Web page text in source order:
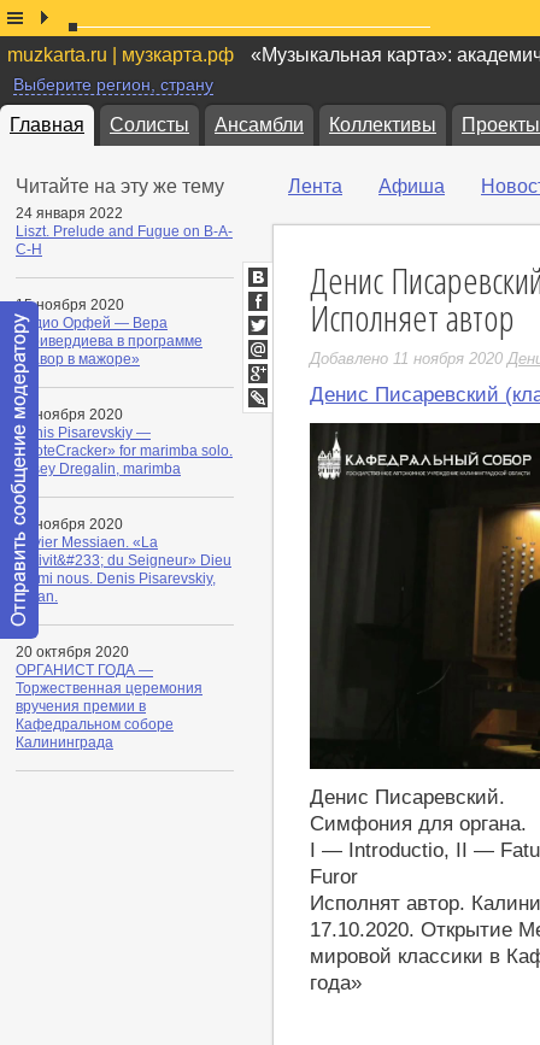
muzkarta.ru | музкарта.рф «Музыкальная карта»:
Выберите регион, страну
Главная Солисты Ансамбли Коллективы Проекты
Читайте на эту же тему
24 января 2022
Liszt. Prelude and Fugue on B-A-
C-H
15 ноября 2020
Радио Орфей — Вера
Таривердиева в программе
«Тавор в мажоре»
11 ноября 2020
Denis Pisarevskiy —
«NoteCracker» for marimba solo.
Elisey Dregalin, marimba
11 ноября 2020
Olivier Messiaen. «La
Nativit&#233; du Seigneur» Dieu
parmi nous. Denis Pisarevskiy,
organ.
20 октября 2020
ОРГАНИСТ ГОДА —
Торжественная церемония
вручения премии в
Кафедральном соборе
Калининграда
Лента Афиша
Денис
Исполняет автор
Добавлено 11 ноября 2020
Денис Писаревский
Денис Писаревский.
Симфония для органа.
I — Introductio, II —
Furor
Исполнят автор.
17.10.2020. Открытие
мировой классики в
года»
ВКонтакте
Facebook
Twitter
Мой
Мир
Google+
LiveJournal
Отправить
сообщение
модератору